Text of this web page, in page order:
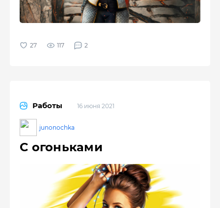
117 2
Работы 16 июня 2021
junonochka
С огоньками